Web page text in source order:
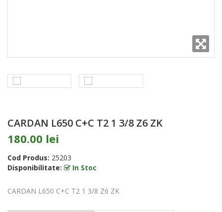
CARDAN L650 C+C T2 1 3/8 Z6 ZK
180.00 lei
Cod Produs: 25203
Disponibilitate:
In Stoc
CARDAN L650 C+C T2 1 3/8 Z6 ZK